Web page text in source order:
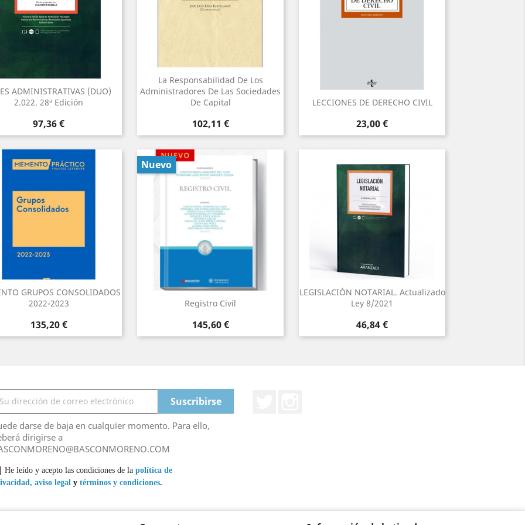
ADMINISTRATIVAS (DUO)
2.022. 28ª Edición
Precio
97,36 €
La Responsabilidad De Los
Administradores De Las Sociedades
De Capital
Precio
102,11 €
LECCIONES DE DERECHO CIVIL
Precio
23,00 €
GRUPOS CONSOLIDADOS
2022-2023
Precio
135,20 €
Registro Civil
Precio
145,60 €
Nuevo
LEGISLACIÓN NOTARIAL. Actualizado
Ley 8/2021
Precio
46,84 €
darse de baja en cualquier momento. Para ello,
dirigirse a
He leído y acepto las condiciones de la política de
aviso legal y términos y condiciones.